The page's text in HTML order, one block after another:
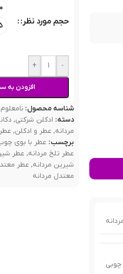
حجم مورد نظر:
5
-
+
افزودن به
شناسه محصول: نامعلوم
دسته: ادکلن شرکتی,
مردانه, عطر و ادکلن,
برچسب: عطر با بوی
عطر تلخ مردانه, عطر
شیرین مردانه, عطر
معتدل مردانه
چوبی